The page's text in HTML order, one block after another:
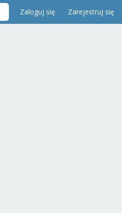
Zaloguj się Zarejestruj się